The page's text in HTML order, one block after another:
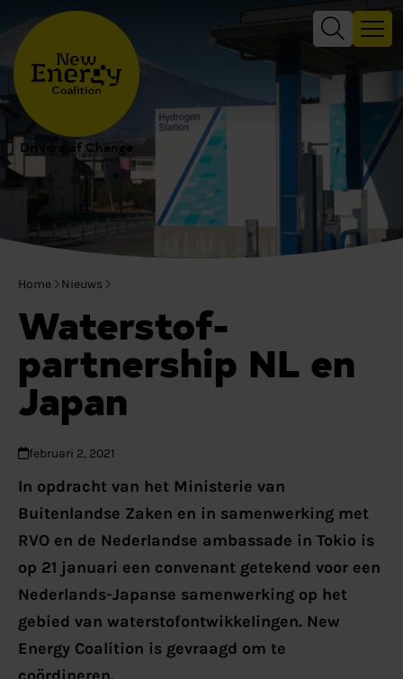
Drivers of Change
Home Nieuws
Waterstof-
partnership NL en
Japan
februari 2, 2021
In opdracht van het Ministerie van
Buitenlandse Zaken en in samenwerking met
RVO en de Nederlandse ambassade in Tokio is
op 21 januari een convenant getekend voor een
Nederlands-Japanse samenwerking op het
gebied van waterstofontwikkelingen. New
Energy Coalition is gevraagd om te